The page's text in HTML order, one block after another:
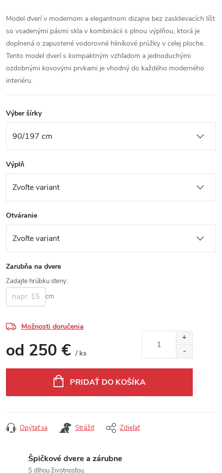
Model dverí v modernom a elegantnom dizajne bez zasklievacích líšt
so vsadenými pásmi skla v kombinácii s plnou výplňou, ktorá je
doplnená o zapustené vodorovné hliníkové prúžky v celej ploche.
Tento model dverí s kompaktným vzhľadom a jednoduchými
ozdobnými kovovými prvkami je vhodný do každého moderného
interiéru.
Výber šírky
Výplň
Otváranie
Zarubňa na dvere
Zadajte hrúbku steny:
cm
Možnosti doručenia
od 250 € / ks
PRIDAŤ DO KOŠÍKA
Opýtať sa Strážiť Zdieľať
Špičkové dvere a zárubne
S dlhou životnosťou.